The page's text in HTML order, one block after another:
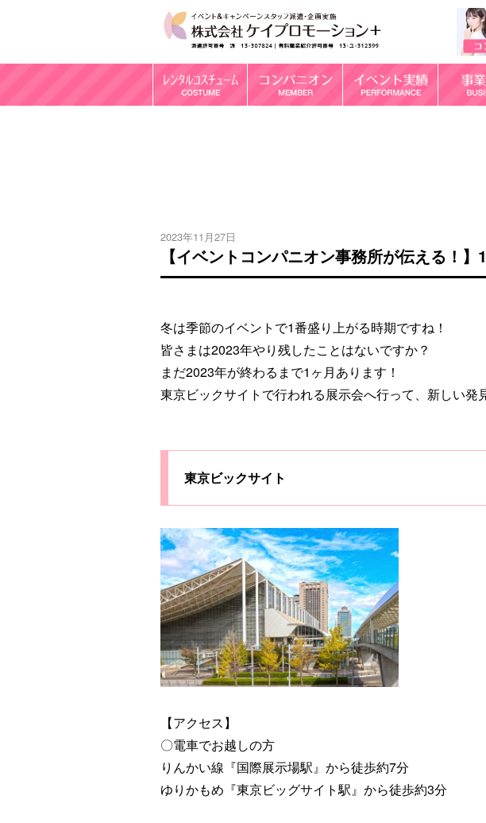
2023年11月27日
【イベントコンパニオン事務所が伝える！
冬は季節のイベントで1番盛り上がる時期ですね！
皆さまは2023年やり残したことはないですか？
まだ2023年が終わるまで1ヶ月あります！
東京ビックサイトで行われる展示会へ行って、新しい発
東京ビックサイト
【アクセス】
〇電車でお越しの方
りんかい線『国際展示場駅』から徒歩約7分
ゆりかもめ『東京ビッグサイト駅』から徒歩約3分